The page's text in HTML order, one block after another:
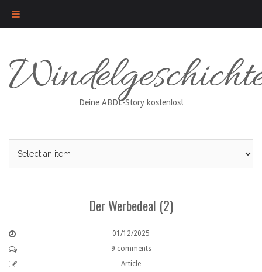
content
Deine ABDL-Story kostenlos!
Der Werbedeal (2)
01/12/2025
9 comments
Article